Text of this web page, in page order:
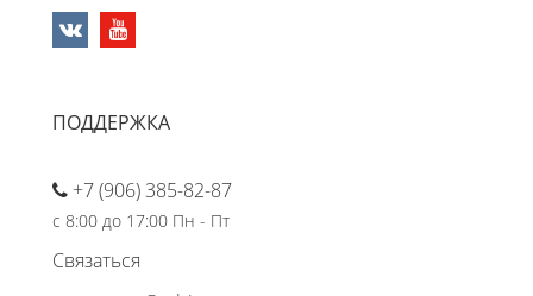
ПОДДЕРЖКА
+7 (906) 385-82-87
с 8:00 до 17:00 Пн - Пт
Связаться